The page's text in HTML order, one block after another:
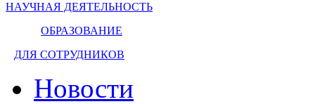
НАУЧНАЯ ДЕЯТЕЛЬНОСТЬ
ОБРАЗОВАНИЕ
ДЛЯ СОТРУДНИКОВ
Новости